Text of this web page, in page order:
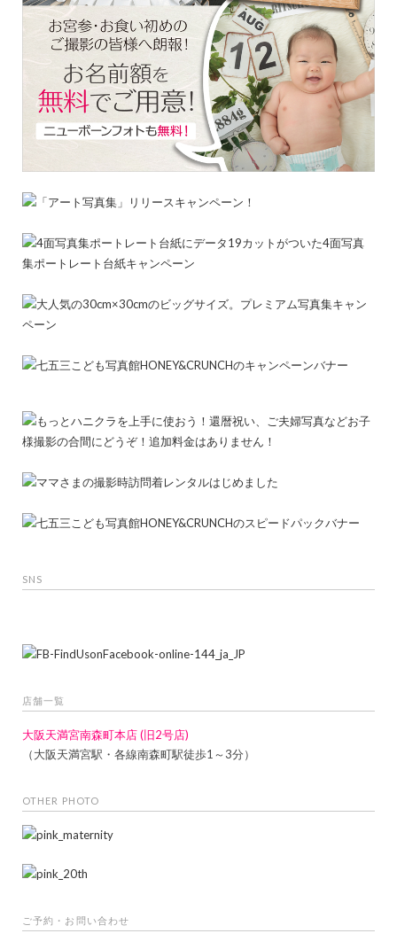
SNS
店舗一覧
大阪天満宮南森町本店 (旧2号店)
（大阪天満宮駅・各線南森町駅徒歩1～3分）
OTHER PHOTO
ご予約・お問い合わせ